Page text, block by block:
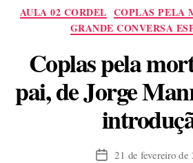
AULA 02 CORDEL COPLAS PELA
GRANDE CONVERSA
Coplas pela
pai, de Jorge
Data21 de fevereiro de